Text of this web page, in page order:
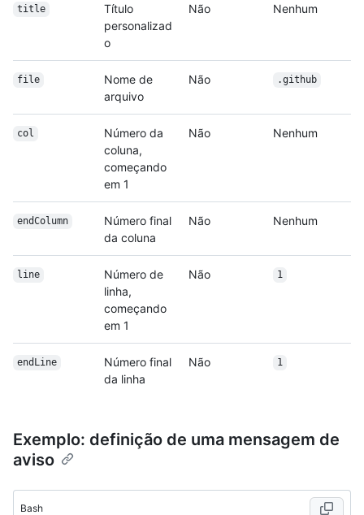
title
Título
personalizad
o
Não Nenhum
file
Nome de
arquivo
Não .github
col
Número da
coluna,
começando
em 1
Não Nenhum
endColumn
Número final
da coluna
Não Nenhum
line
Número de
linha,
começando
em 1
Não 1
endLine
Número final
da linha
Não 1
Exemplo: definição de uma mensagem de
aviso
Bash